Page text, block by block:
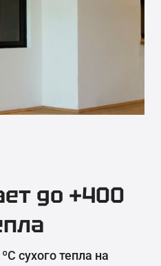
до +400
сухого тепла на